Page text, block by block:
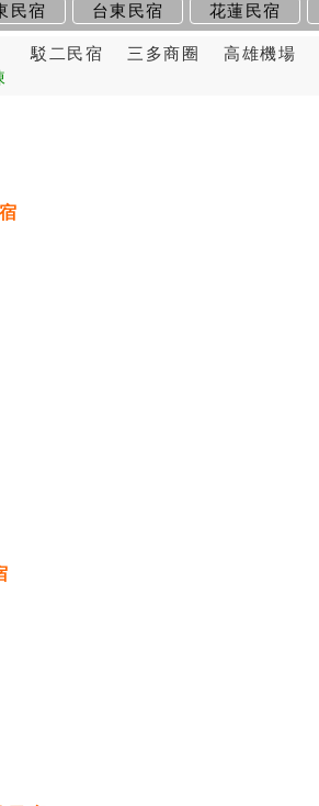
民宿 台東民宿 花蓮民宿
駁二民宿 三多商圈 高雄機場